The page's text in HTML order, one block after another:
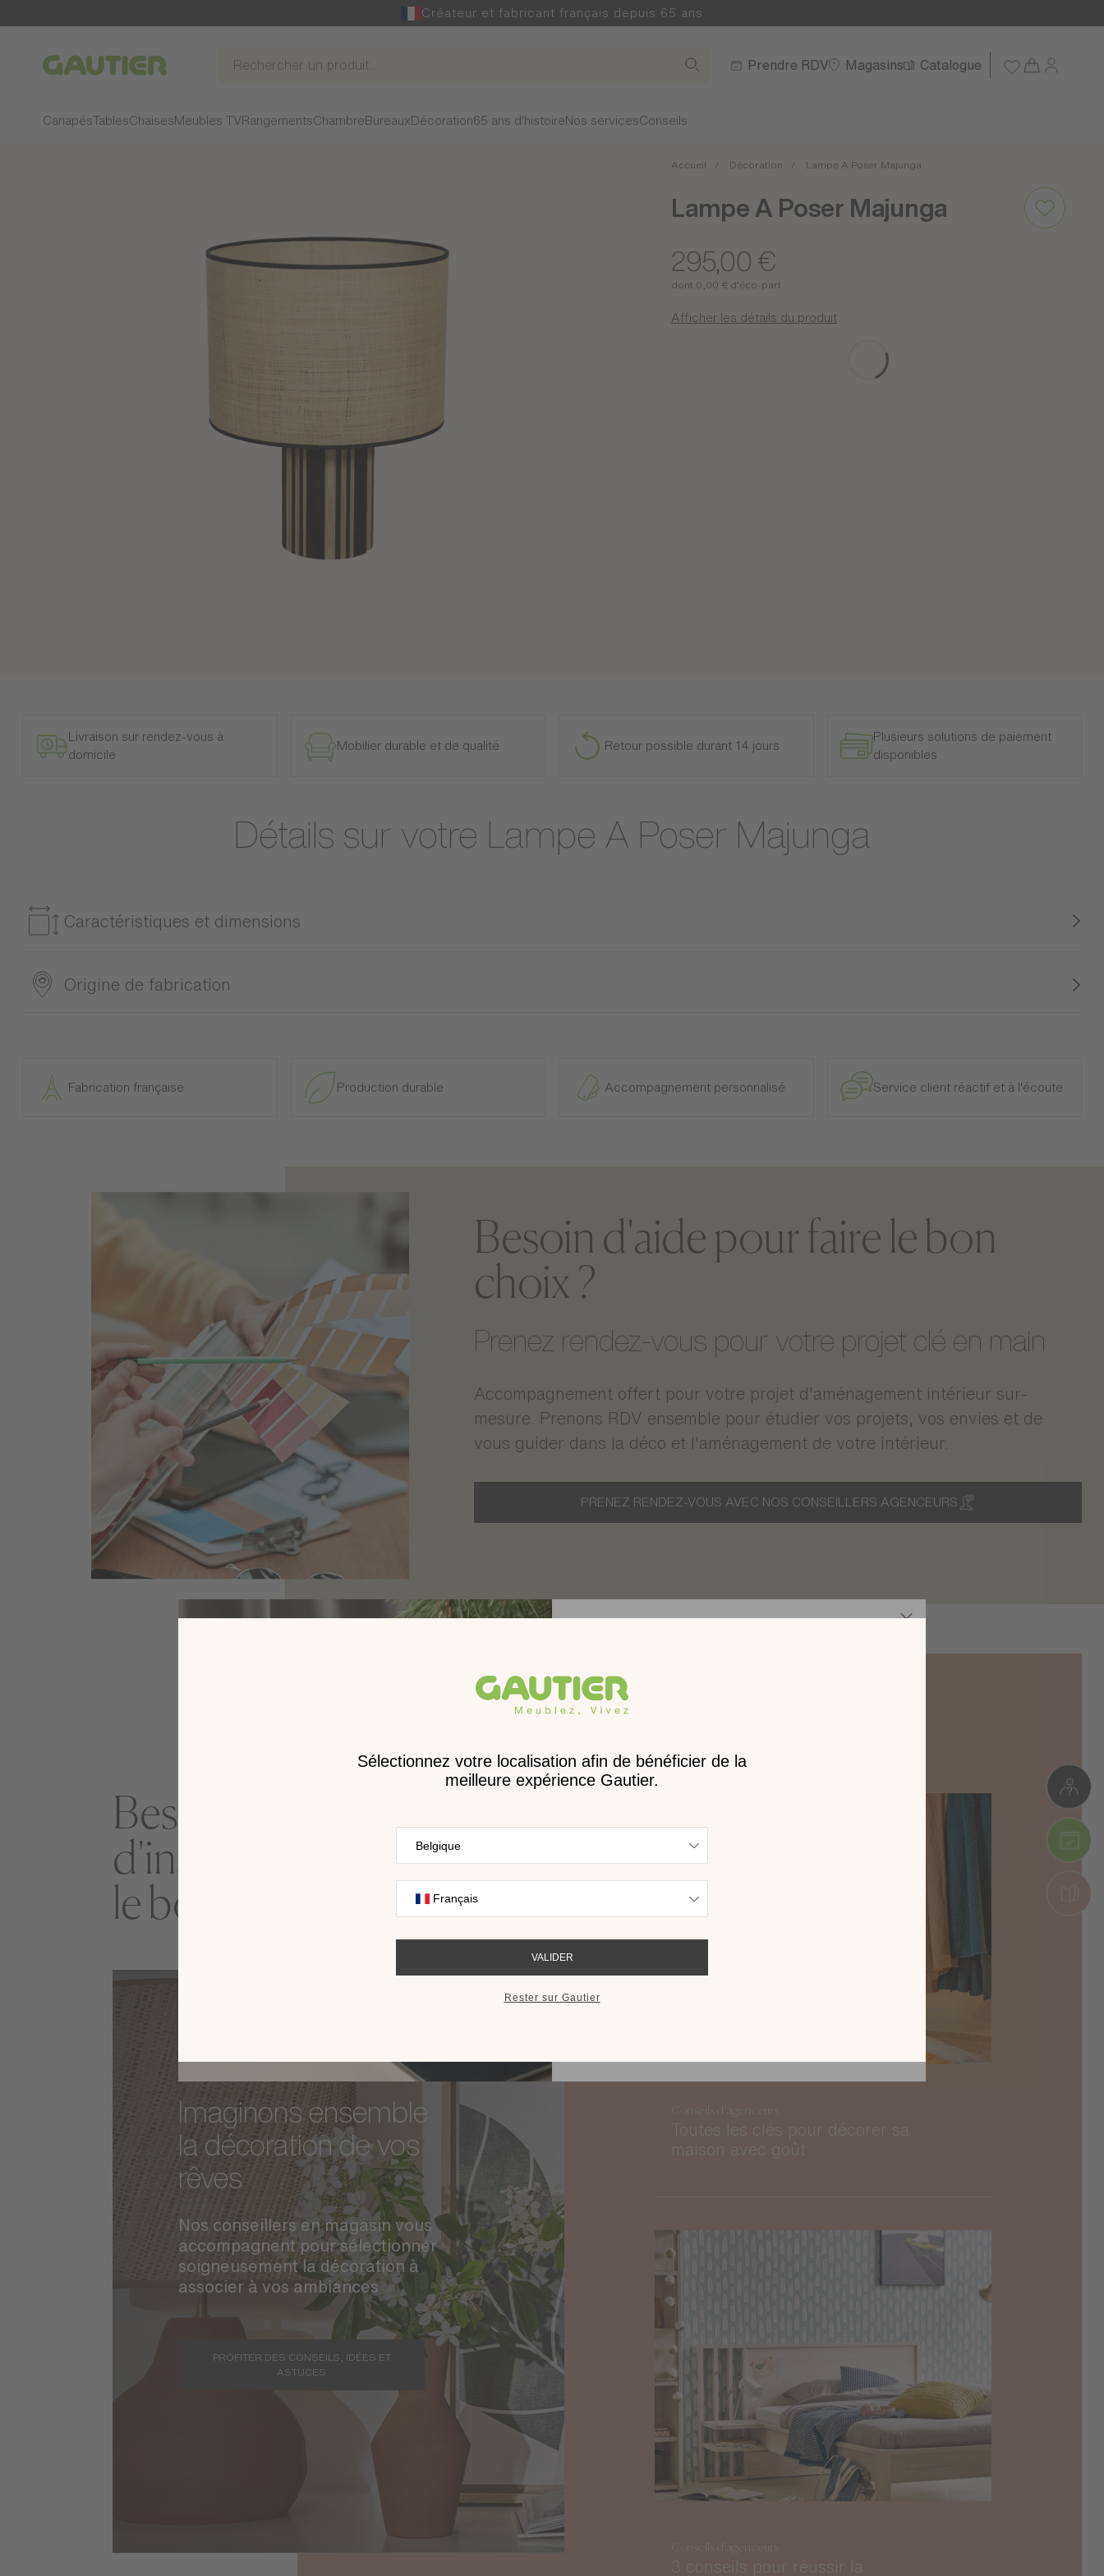
Créateur et fabricant français depuis 65 ans
Gautier Prendre RDV Magasins Catalogue
CanapésTablesChaises Meubles TV RangementsChambre Bureaux Décoration65 ans d'histoire Nos servicesConseils
Accueil Décoration Lampe A Poser Majunga
Lampe A Poser Majunga
295,00 €
dont 0,00 € d'éco-part
Afficher les détails du produit
Livraison sur rendez-vous à
domicile
Mobilier durable et de qualité Retour possible durant 14 jours
Plusieurs solutions de paiement
disponibles
Détails sur votre Lampe A Poser Majunga
Caractéristiques et dimensions
1TA1138
Caractéristiques environnementales
Poids 2kg
Dimensions des colis Colis 1 : 36 x 30 x 36 cm (2kg)
Origine de fabrication
Fabrication française Production durable Accompagnement personnalisé Service client réactif et à l'écoute
Besoin d'aide pour faire le bon
choix ?
Prenez rendez-vous pour votre projet clé en main
Accompagnement offert pour votre projet d'aménagement intérieur sur-
mesure. Prenons RDV ensemble pour étudier vos projets, vos envies et de
vous guider dans la déco et l'aménagement de votre intérieur.
PRENEZ RENDEZ-VOUS AVEC NOS CONSEILLERS AGENCEURS
Besoin d'un peu
d'inspiration pour trouver
le bon modèle ?
Imaginons ensemble
la décoration de vos
rêves
Nos conseillers en magasin vous
accompagnent pour sélectionner
soigneusement la décoration à
associer à vos ambiances
PROFITER DES CONSEILS, IDÉES ET
ASTUCES
Conseils d'agenceurs
Toutes les clés pour décorer sa
maison avec goût
Conseils d'agenceurs
3 conseils pour réussir la
nouveau catalogue
Trouvez l’inspiration en découvrant
nos collections sur l’écran de votre
RECEVOIR LE CATALOGUE 2026